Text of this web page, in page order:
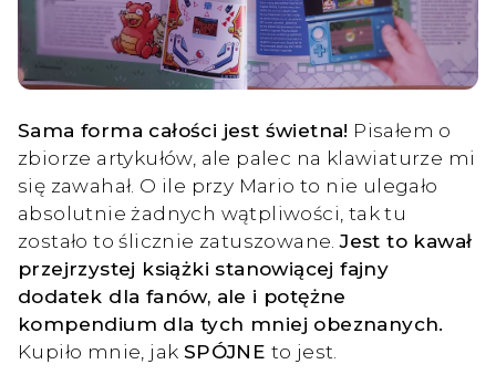
Sama forma całości jest świetna! Pisałem o
zbiorze artykułów, ale palec na klawiaturze mi
się zawahał. O ile przy Mario to nie ulegało
absolutnie żadnych wątpliwości, tak tu
zostało to ślicznie zatuszowane.Jest to kawał
przejrzystej książki stanowiącej fajny
dodatek dla fanów, ale i potężne
kompendium dla tych mniej obeznanych.
Kupiło mnie, jak SPÓJNE to jest.